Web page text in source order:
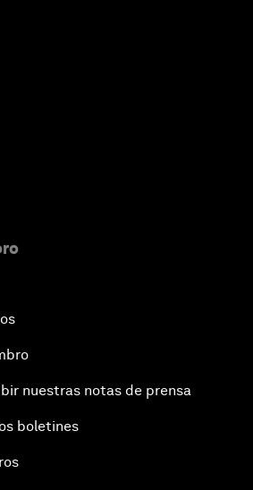
nuestras notas de prensa
boletines